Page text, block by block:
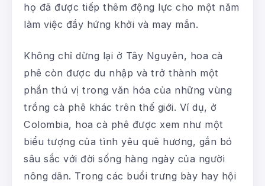
họ đã được tiếp thêm động lực cho một năm
làm việc đầy hứng khởi và may mắn.
Không chỉ dừng lại ở Tây Nguyên, hoa cà
phê còn được du nhập và trở thành một
phần thú vị trong văn hóa của những vùng
trồng cà phê khác trên thế giới. Ví dụ, ở
Colombia, hoa cà phê được xem như một
biểu tượng của tình yêu quê hương, gắn bó
sâu sắc với đời sống hàng ngày của người
nông dân. Trong các buổi trưng bày hay hội